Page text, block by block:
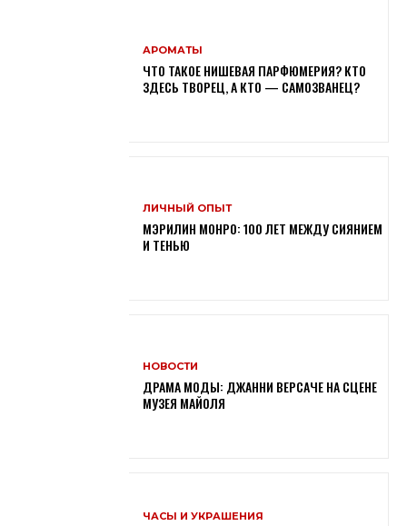
АРОМАТЫ
ЧТО ТАКОЕ НИШЕВАЯ ПАРФЮМЕРИЯ? КТО
ЗДЕСЬ ТВОРЕЦ, А КТО — САМОЗВАНЕЦ?
ЛИЧНЫЙ ОПЫТ
МЭРИЛИН МОНРО: 100 ЛЕТ МЕЖДУ СИЯНИЕМ
И ТЕНЬЮ
НОВОСТИ
ДРАМА МОДЫ: ДЖАННИ ВЕРСАЧЕ НА СЦЕНЕ
МУЗЕЯ МАЙОЛЯ
ЧАСЫ И УКРАШЕНИЯ